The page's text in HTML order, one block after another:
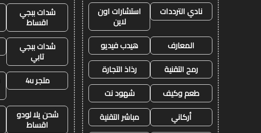
نادي الترددات
استشارات اون
لاين
المعارف
هيدب فيديو
رمح التقنية
رذاذ التجارة
طعم وكيف
شهود نت
أركاني
مباشر التقنية
شدات ببجي
اقساط
شدات ببجي
تابي
متجر 4u
شحن يلا لودو
اقساط